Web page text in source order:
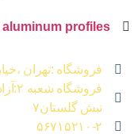
profiles
فروشگاه :تهران
نبش گلستان۷
۵۶۷۱۵۲۱۰-۲